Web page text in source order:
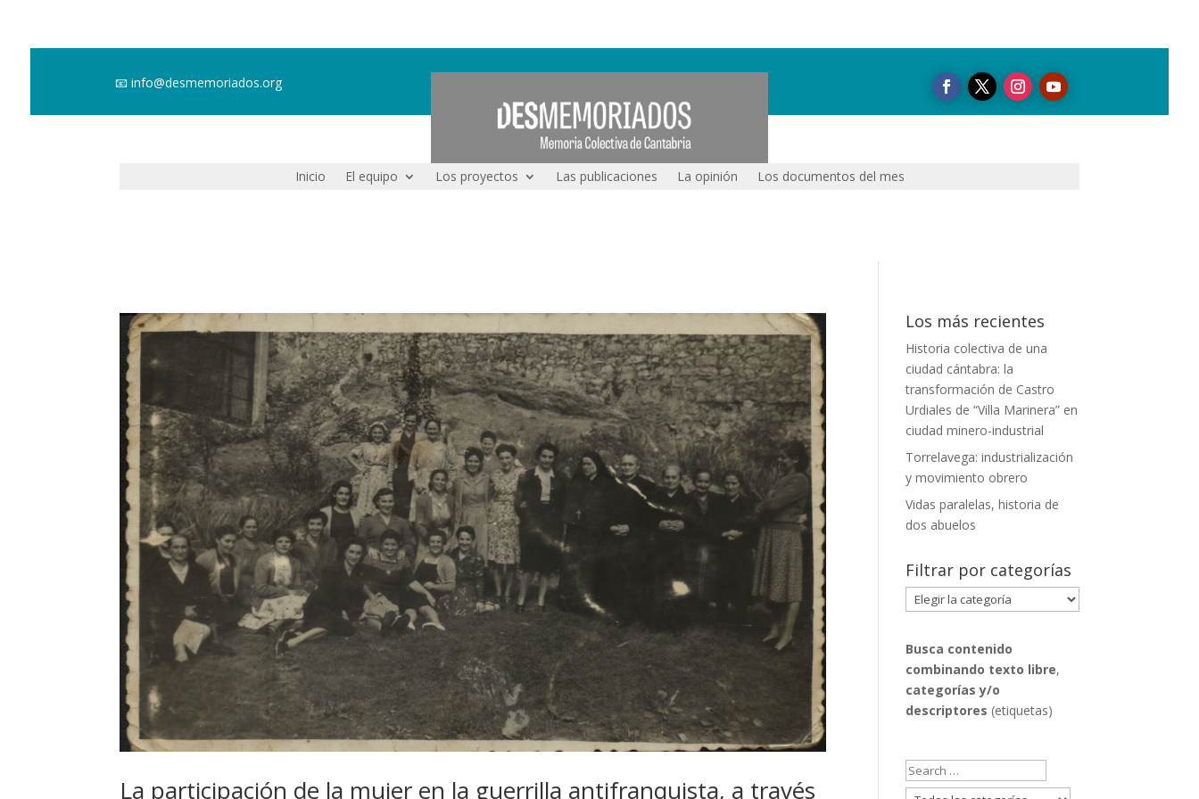
📧info@desmemoriados.org
Inicio El equipo Los proyectos Las publicaciones La opinión Los documentos del mes
La participación de la mujer en la guerrilla antifranquista, a través
Los más recientes
Historia colectiva de una
ciudad cántabra: la
transformación de Castro
Urdiales de “Villa Marinera” en
ciudad minero-industrial
Torrelavega: industrialización
y movimiento obrero
Vidas paralelas, historia de
dos abuelos
Filtrar por categorías
Filtrar
por
Busca contenido
combinando texto libre,
categorías y/o
descriptores (etiquetas)